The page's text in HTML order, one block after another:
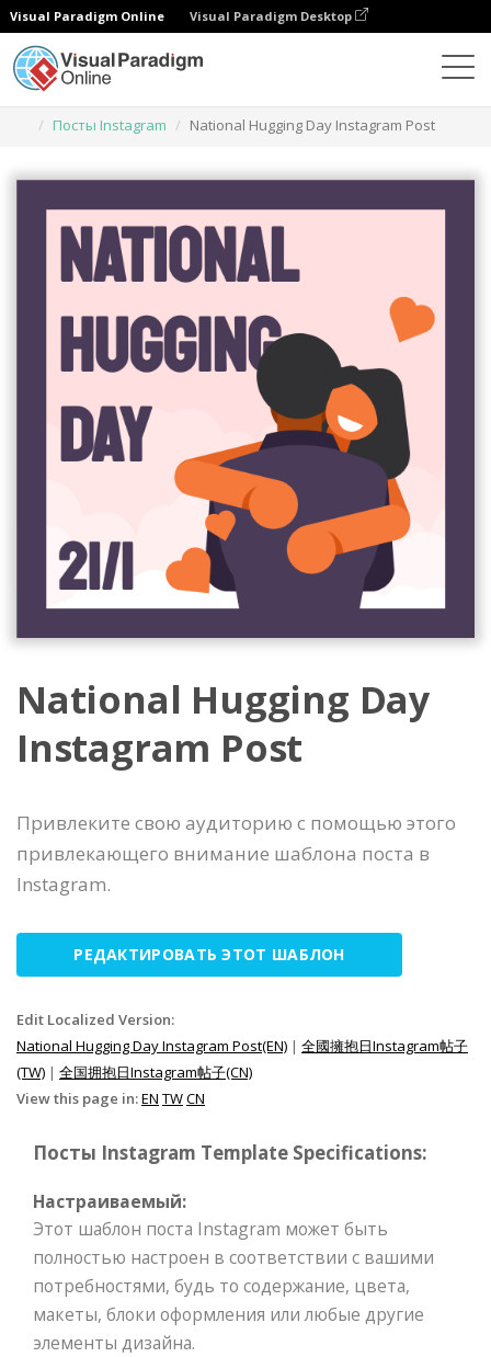
Visual Paradigm Online Visual Paradigm Desktop
Посты Instagram
National Hugging Day Instagram Post
National Hugging Day
Instagram Post
Привлеките свою аудиторию с помощью этого
привлекающего внимание шаблона поста в
Instagram.
РЕДАКТИРОВАТЬ ЭТОТ ШАБЛОН
Edit Localized Version:
National Hugging Day Instagram Post(EN) | 全國擁抱日Instagram帖子
(TW) | 全国拥抱日Instagram帖子(CN)
View this page in:EN TWCN
Посты Instagram Template Specifications:
Настраиваемый:
Этот шаблон поста Instagram может быть
полностью настроен в соответствии с вашими
потребностями, будь то содержание, цвета,
макеты, блоки оформления или любые другие
элементы дизайна.